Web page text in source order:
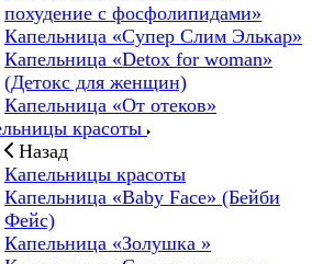
похудение с фосфолипидами»
Капельница «Супер Слим Элькар»
Капельница «Detox for woman»
(Детокс для женщин)
Капельница «От отеков»
красоты
Назад
Капельницы красоты
Капельница «Baby Face» (Бейби
Фейс)
Капельница «Золушка »